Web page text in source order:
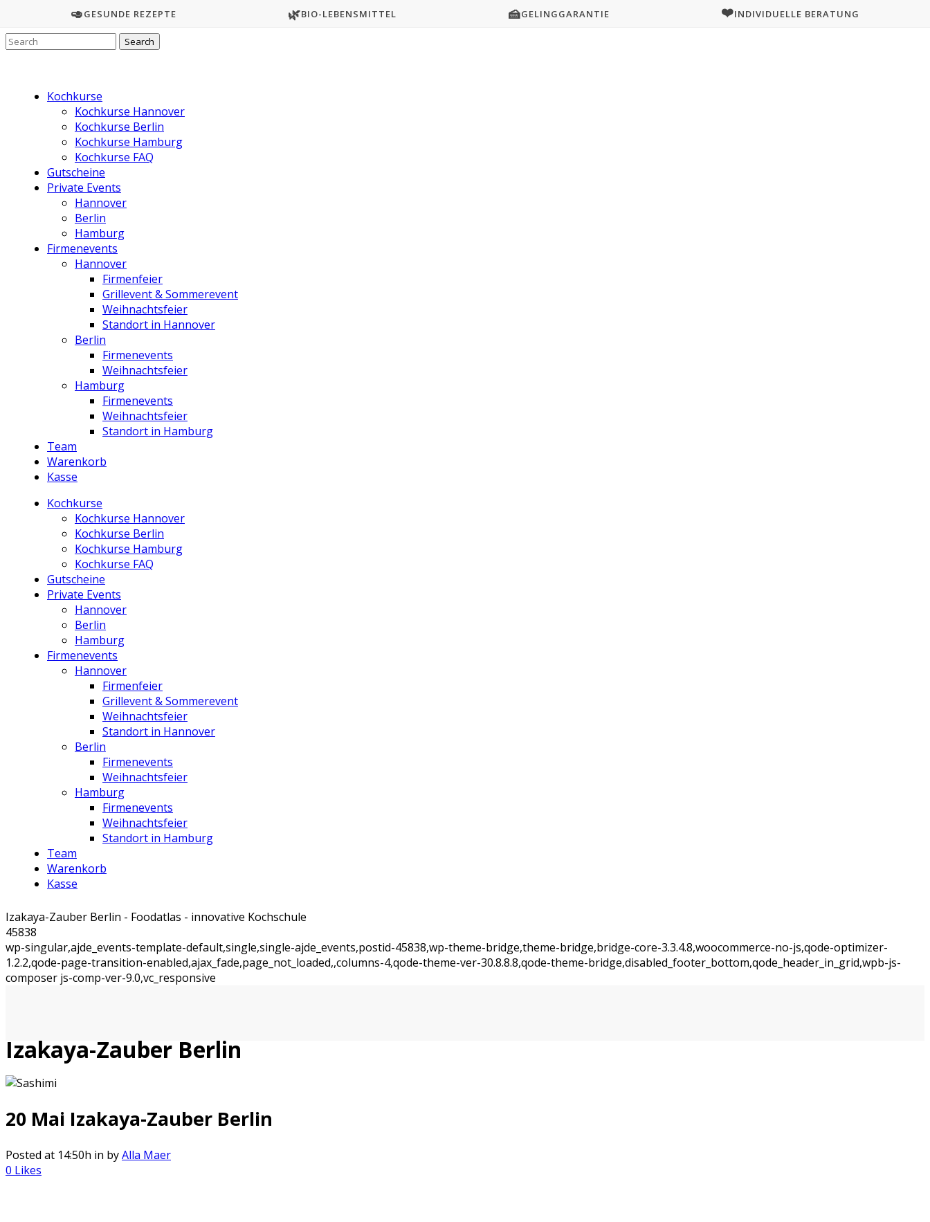
🥑GESUNDE REZEPTE 🌿BIO-LEBENSMITTEL 🍰GELINGGARANTIE ❤️INDIVIDUELLE BERATUNG
Kochkurse
Kochkurse Hannover
Kochkurse Berlin
Kochkurse Hamburg
Kochkurse FAQ
Gutscheine
Private Events
Hannover
Berlin
Hamburg
Firmenevents
Hannover
Firmenfeier
Grillevent & Sommerevent
Weihnachtsfeier
Standort in Hannover
Berlin
Firmenevents
Weihnachtsfeier
Hamburg
Firmenevents
Weihnachtsfeier
Standort in Hamburg
Team
Warenkorb
Kasse
Kochkurse
Kochkurse Hannover
Kochkurse Berlin
Kochkurse Hamburg
Kochkurse FAQ
Gutscheine
Private Events
Hannover
Berlin
Hamburg
Firmenevents
Hannover
Firmenfeier
Grillevent & Sommerevent
Weihnachtsfeier
Standort in Hannover
Berlin
Firmenevents
Weihnachtsfeier
Hamburg
Firmenevents
Weihnachtsfeier
Standort in Hamburg
Team
Warenkorb
Kasse
Izakaya-Zauber Berlin - Foodatlas - innovative Kochschule
45838
wp-singular,ajde_events-template-default,single,single-ajde_events,postid-45838,wp-theme-bridge,theme-bridge,bridge-core-3.3.4.8,woocommerce-no-js,qode-optimizer-
1.2.2,qode-page-transition-enabled,ajax_fade,page_not_loaded,,columns-4,qode-theme-ver-30.8.8.8,qode-theme-bridge,disabled_footer_bottom,qode_header_in_grid,wpb-js-
composer js-comp-ver-9.0,vc_responsive
Izakaya-Zauber Berlin
20 Mai Izakaya-Zauber Berlin
Posted at 14:50h in byAlla Maer
0 Likes